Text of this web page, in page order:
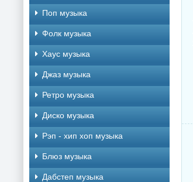
Поп музыка
Фолк музыка
Хаус музыка
Джаз музыка
Ретро музыка
Диско музыка
Рэп - хип хоп музыка
Блюз музыка
Дабстеп музыка